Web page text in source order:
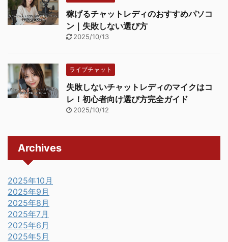
稼げるチャットレディのおすすめパソコ
ン｜失敗しない選び方
2025/10/13
ライブチャット
失敗しないチャットレディのマイクはコ
レ！初心者向け選び方完全ガイド
2025/10/12
Archives
2025年10月
2025年9月
2025年8月
2025年7月
2025年6月
2025年5月